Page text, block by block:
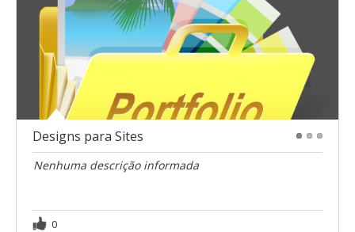
Designs para Sites
Nenhuma descrição informada
0